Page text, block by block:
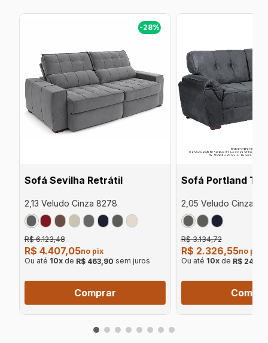
-28%
Sofá Sevilha Retrátil
2,13 Veludo Cinza 8278
R$ 6.123,48
R$ 4.407,05no pix
Ou até 10xde R$ 463,90 sem juros
Comprar
Sofá Portland
2,05 Veludo Cinza
R$ 3.134,72
R$ 2.326,55no pix
Ou até 10xde R$